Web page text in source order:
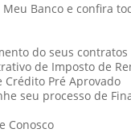
Meu Banco e confira
do seus contratos
de Imposto de
Crédito Pré Aprovado
seu processo de
Conosco